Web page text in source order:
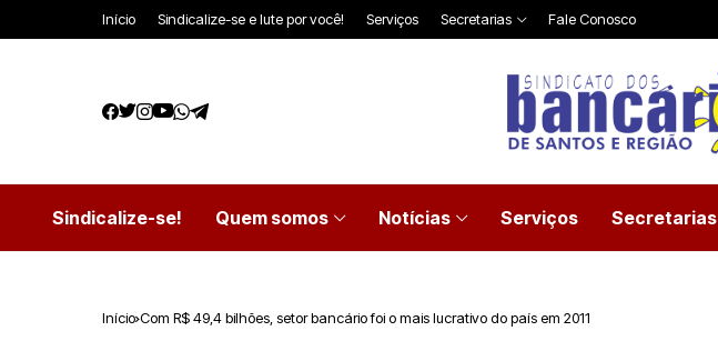
Início Sindicalize-se e lute por você! Serviços Secretarias Fale Conosco
Sindicalize-se! Quem somos Notícias Serviços Secretarias
Início Com R$ 49,4 bilhões, setor bancário foi o mais lucrativo do país em 2011